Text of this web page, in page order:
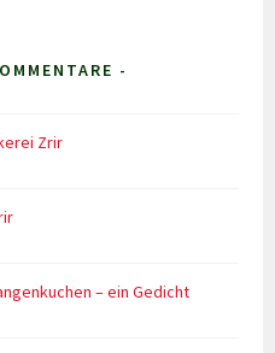
-
Zrir
– ein Gedicht